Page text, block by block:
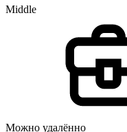
Middle
Можно удалённо